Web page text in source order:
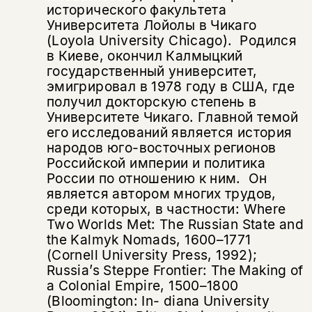
исторического факультета
Университета Лойолы в Чикаго
(Loyola University Chicago). Родился
в Киеве, окончил Калмыцкий
государственный университет,
эмигрировал в 1978 году в США, где
получил докторскую степень в
Университете Чикаго. Главной темой
его исследований является история
народов юго-восточных регионов
Российской империи и политика
России по отношению к ним. Он
является автором многих трудов,
среди которых, в частности: Where
Two Worlds Met: The Russian State and
the Kalmyk Nomads, 1600–1771
(‪Cornell University Press, 1992);
Russia’s Steppe Frontier: The Making of
a Colonial Empire, 1500–1800
(Bloomington: In- diana University
Поделиться
Копировать
ссылку
ВконтактеТелеграм Дзен
Я соглашаюсь с Политикой конфиденциальности
подписаться
Я соглашаюсь сПолитикой конфиденциальности
подписаться
несовершеннолетних
Скажите, пожалуйста,
вам уже исполнилось 18 лет?
да
нет, вернуться назад